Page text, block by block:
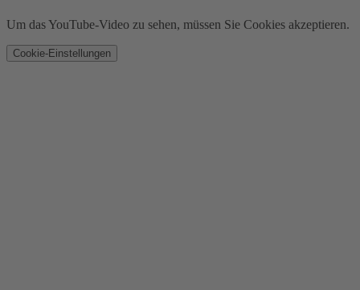
Um das YouTube-Video zu sehen, müssen Sie Cookies akzeptieren.
Cookie-Einstellungen